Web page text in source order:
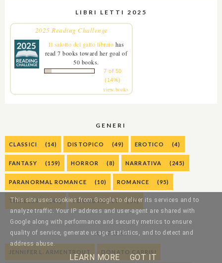
LIBRI LETTI 2025
2025 Reading Challenge
Il salotto del gatto libraio has
read 7 books toward her goal of
50 books.
7 of 50
(14%)
view books
GENERI
CLASSICI (14) DISTOPICO (49) EROTICO (4)
FANTASY (159) HORROR (8) NARRATIVA (245)
PARANORMAL ROMANCE (10) ROMANCE (95)
THRILLER (147) YOUNG ADULT (57)
AUTORI
JENNIFER L. ARMENTROUT DONATO CARRISI
This site uses cookies from Google to deliver its services and to
analyze traffic. Your IP address and user-agent are shared with
Google along with performance and security metrics to ensure
quality of service, generate usage statistics, and to detect and
address abuse.
LEARN MORE GOT IT